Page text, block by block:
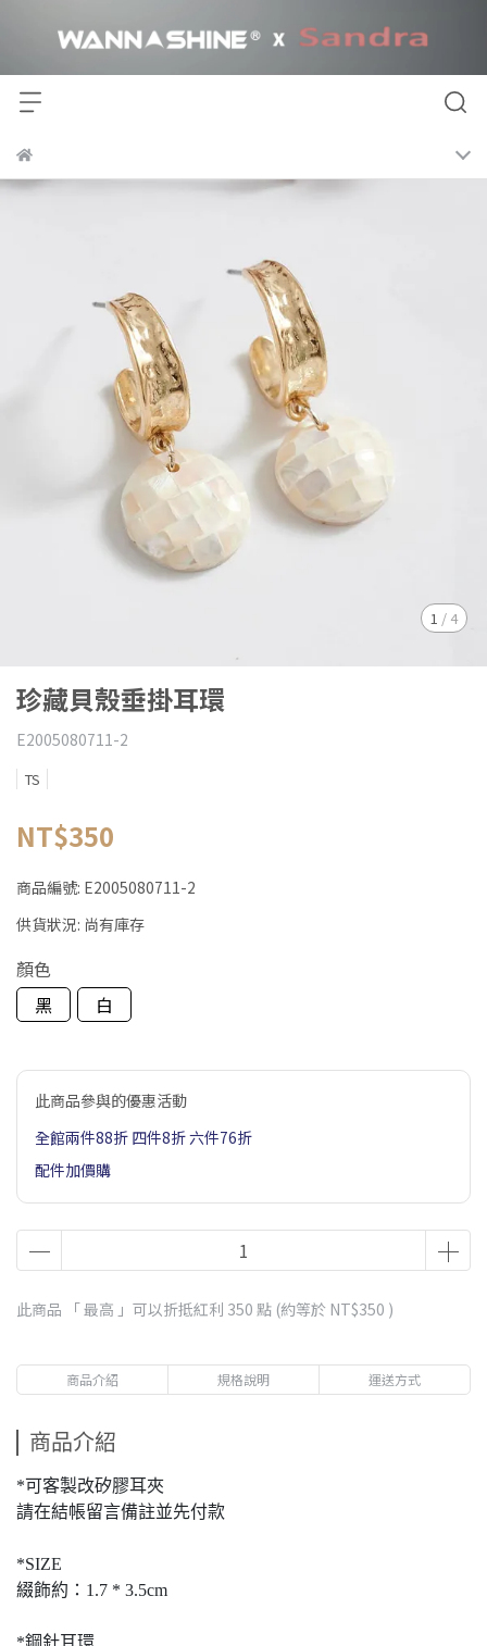
1 / 4
珍藏貝殼垂掛耳環
E2005080711-2
TS
NT$350
商品編號: E2005080711-2
供貨狀況: 尚有庫存
顏色
黑
白
此商品參與的優惠活動
全館兩件88折 四件8折 六件76折
配件加價購
此商品 「 最高 」可以折抵紅利 350 點 (約等於 NT$350 )
商品介紹 規格說明 運送方式
商品介紹
*可客製改矽膠耳夾
請在結帳留言備註並先付款
*SIZE
綴飾約：1.7 * 3.5cm
*鋼針耳環